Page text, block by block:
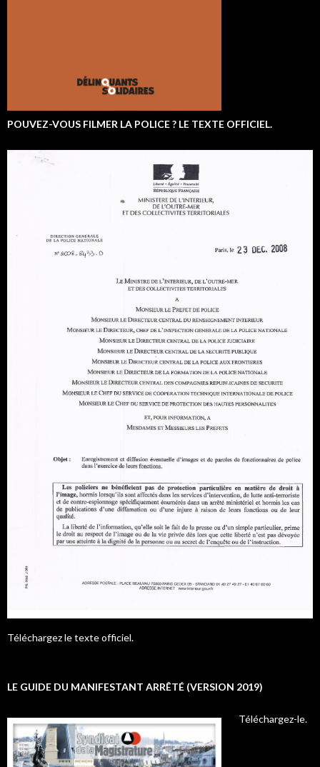
POUVEZ-VOUS FILMER LA POLICE ? LE TEXTE OFFICIEL.
Téléchargez le texte officiel.
LE GUIDE DU MANIFESTANT ARRÊTÉ (VERSION 2019)
Téléchargez-le.